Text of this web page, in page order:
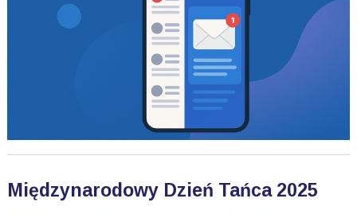
Międzynarodowy Dzień Tańca 2025